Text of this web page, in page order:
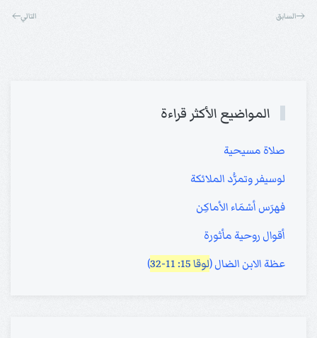
السابق التالي
المواضيع الأكثر قراءة
صلاة مسيحية
لوسيفر وتمرُّد الملائكة
فهرَس أسْمَاء الأماكِن
أقوال روحية مأثورة
عظة الابن الضال (لوقا 15: 11-32 )